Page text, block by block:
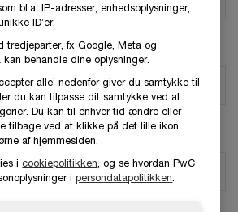
bl.a. IP-adresser, enhedsoplysninger,
ID’er.
tredjeparter, fx Google, Meta og
behandle dine oplysninger.
alle’ nedenfor giver du samtykke til
du kan tilpasse dit samtykke ved at
Du kan til enhver tid ændre eller
tilbage ved at klikke på det lille ikon
af hjemmesiden.
icookiepolitikken , og se hvordan PwC
ipersondatapolitikken